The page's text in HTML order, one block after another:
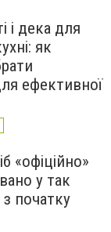
і дека для
як
ефективної
«офіційно»
у так
початку